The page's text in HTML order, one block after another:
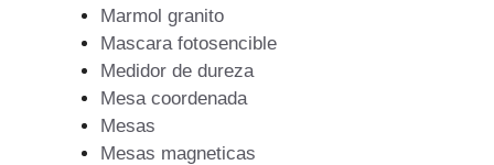
Marmol granito
Mascara fotosencible
Medidor de dureza
Mesa coordenada
Mesas
Mesas magneticas